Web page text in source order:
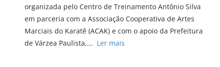
organizada pelo Centro de Treinamento Antônio Silva
em parceria com a Associação Cooperativa de Artes
Marciais do Karatê (ACAK) e com o apoio da Prefeitura
de Várzea Paulista,... Ler mais